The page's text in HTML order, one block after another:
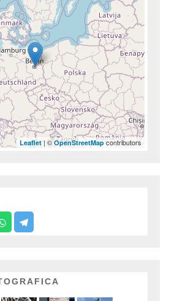
Leaflet | ©OpenStreetMapcontributors